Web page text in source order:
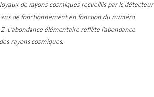
de rayons cosmiques recueillis par le détecteur
ans de fonctionnement en fonction du numéro
L'abondance élémentaire reflète l'abondance
rayons cosmiques.